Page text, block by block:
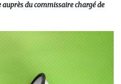
auprès du commissaire chargé de